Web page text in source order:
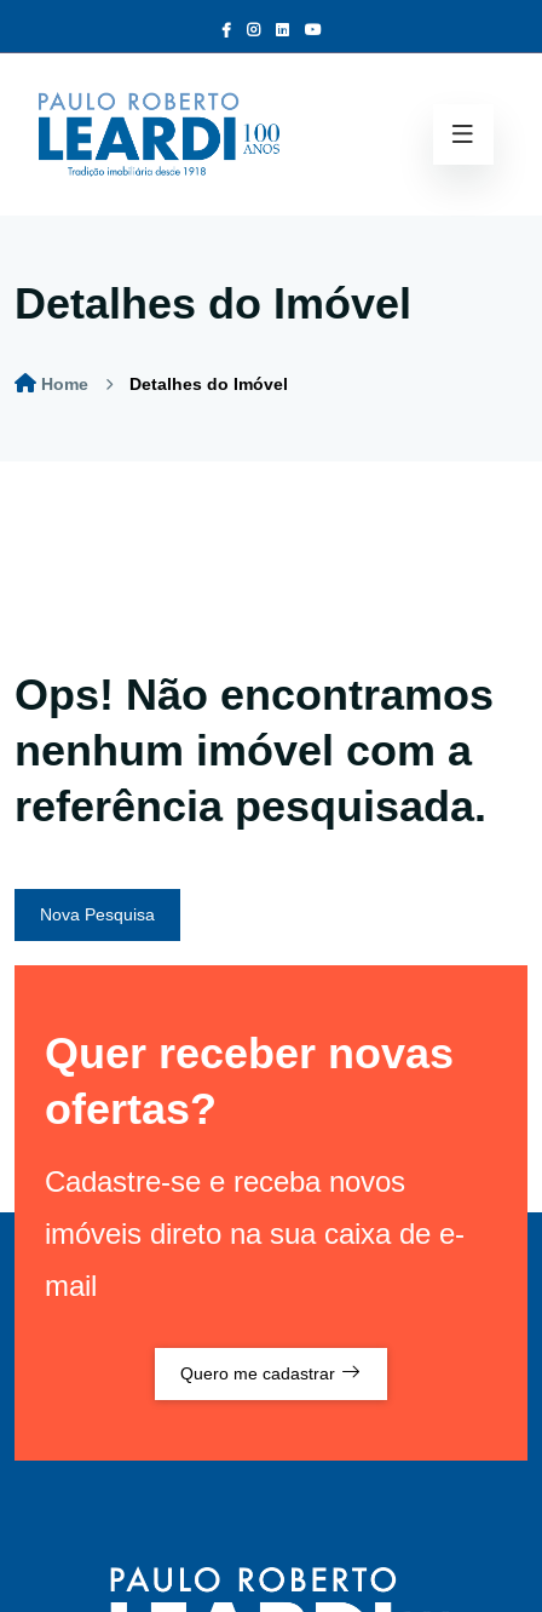
Detalhes do Imóvel
Home Detalhes do Imóvel
Ops! Não encontramos
nenhum imóvel com a
referência pesquisada.
Nova Pesquisa
Quer receber novas
ofertas?
Cadastre-se e receba novos
imóveis direto na sua caixa de e-
mail
Quero me cadastrar